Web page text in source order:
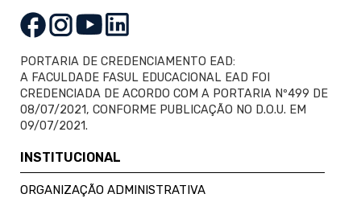
PORTARIA DE CREDENCIAMENTO EAD:
A FACULDADE FASUL EDUCACIONAL EAD FOI
CREDENCIADA DE ACORDO COM A PORTARIA Nº499 DE
08/07/2021, CONFORME PUBLICAÇÃO NO D.O.U. EM
09/07/2021.
INSTITUCIONAL
ORGANIZAÇÃO ADMINISTRATIVA